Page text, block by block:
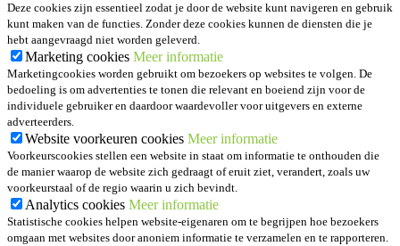
Deze cookies zijn essentieel zodat je door de website kunt navigeren en gebruik
kunt maken van de functies. Zonder deze cookies kunnen de diensten die je
hebt aangevraagd niet worden geleverd.
Marketing cookies Meer informatie
Marketingcookies worden gebruikt om bezoekers op websites te volgen. De
bedoeling is om advertenties te tonen die relevant en boeiend zijn voor de
individuele gebruiker en daardoor waardevoller voor uitgevers en externe
adverteerders.
Website voorkeuren cookies Meer informatie
Voorkeurscookies stellen een website in staat om informatie te onthouden die
de manier waarop de website zich gedraagt of eruit ziet, verandert, zoals uw
voorkeurstaal of de regio waarin u zich bevindt.
Analytics cookies Meer informatie
Statistische cookies helpen website-eigenaren om te begrijpen hoe bezoekers
omgaan met websites door anoniem informatie te verzamelen en te rapporteren.